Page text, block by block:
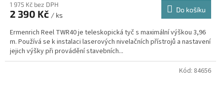
1 975 Kč bez DPH
2 390 Kč / ks
Do košíku
Ermenrich Reel TWR40 je teleskopická tyč s maximální výškou 3,96
m. Používá se k instalaci laserových nivelačních přístrojů a nastavení
jejich výšky při provádění stavebních...
Kód: 84656